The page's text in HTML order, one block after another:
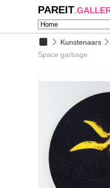
PAREIT
Kunstenaars
Space garbage